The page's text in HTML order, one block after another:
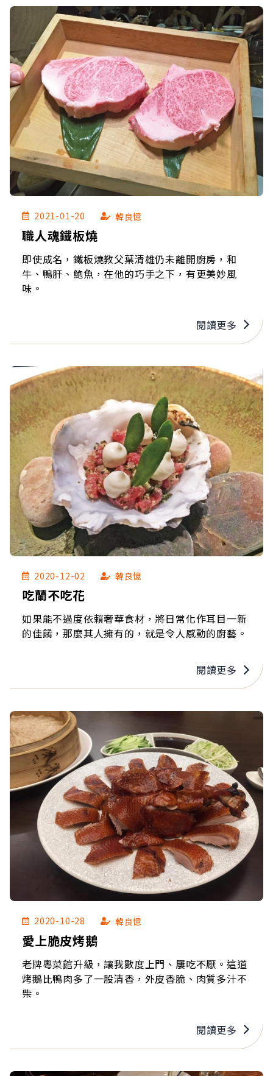
2021-01-20 韓良憶
職人魂鐵板燒
即使成名，鐵板燒教父葉清雄仍未離開廚房，和
牛、鴨肝、鮑魚，在他的巧手之下，有更美妙風
味。
閱讀更多
2020-12-02 韓良憶
吃蘭不吃花
如果能不過度依賴奢華食材，將日常化作耳目一新
的佳餚，那麼其人擁有的，就是令人感動的廚藝。
閱讀更多
2020-10-28 韓良憶
愛上脆皮烤鵝
老牌粵菜館升級，讓我數度上門、屢吃不厭。這道
烤鵝比鴨肉多了一股清香，外皮香脆、肉質多汁不
柴。
閱讀更多